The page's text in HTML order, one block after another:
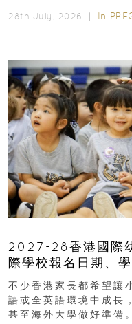
28th July, 2026 ｜ In
2027-28香港國際
際學校報名日期、
不少香港家長都希望讓
語或全英語環境中成長
甚至海外大學做好準備